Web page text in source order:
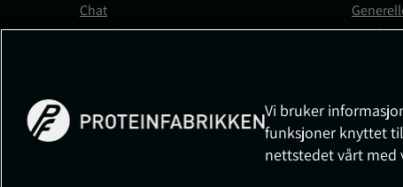
Chat
Kontakt
FAQ
Prisløfte
Vi bruker
funksjoner knyttet
nettstedet vårt med